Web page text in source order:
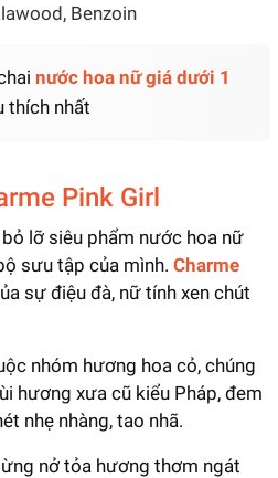
Benzoin
nước hoa nữ giá dưới 1
thích nhất
Pink Girl
lỡ siêu phẩm nước hoa nữ
sưu tập của mình. Charme
sự điệu đà, nữ tính xen chút
nhóm hương hoa cỏ, chúng
hương xưa cũ kiểu Pháp, đem
nhẹ nhàng, tao nhã.
nở tỏa hương thơm ngát